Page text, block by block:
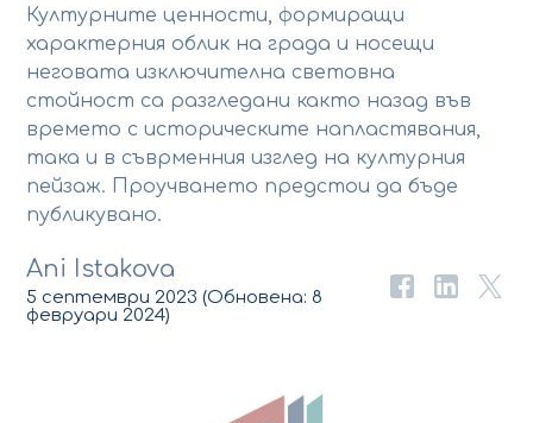
Културните ценности, формиращи
характерния облик на града и носещи
неговата изключителна световна
стойност са разгледани както назад във
времето с историческите напластявания,
така и в съврменния изглед на културния
пейзаж. Проучването предстои да бъде
публикувано.
Ani Istakova
5 септември 2023 (Обновена:8
февруари 2024)